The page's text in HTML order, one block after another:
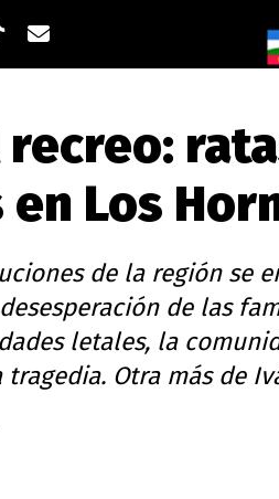
Los
de la región se
de las
letales, la
Otra más de